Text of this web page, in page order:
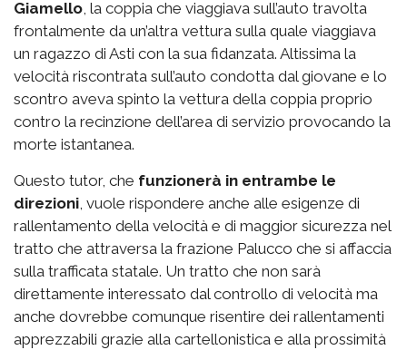
Giamello, la coppia che viaggiava sull’auto travolta
frontalmente da un’altra vettura sulla quale viaggiava
un ragazzo di Asti con la sua fidanzata. Altissima la
velocità riscontrata sull’auto condotta dal giovane e lo
scontro aveva spinto la vettura della coppia proprio
contro la recinzione dell’area di servizio provocando la
morte istantanea.
Questo tutor, che funzionerà in entrambe le
direzioni, vuole rispondere anche alle esigenze di
rallentamento della velocità e di maggior sicurezza nel
tratto che attraversa la frazione Palucco che si affaccia
sulla trafficata statale. Un tratto che non sarà
direttamente interessato dal controllo di velocità ma
anche dovrebbe comunque risentire dei rallentamenti
apprezzabili grazie alla cartellonistica e alla prossimità